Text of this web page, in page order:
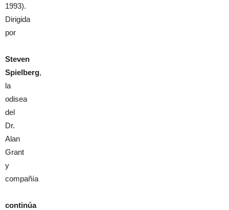
1993).
Dirigida
por
Steven
Spielberg,
la
odisea
del
Dr.
Alan
Grant
y
compañía
continúa